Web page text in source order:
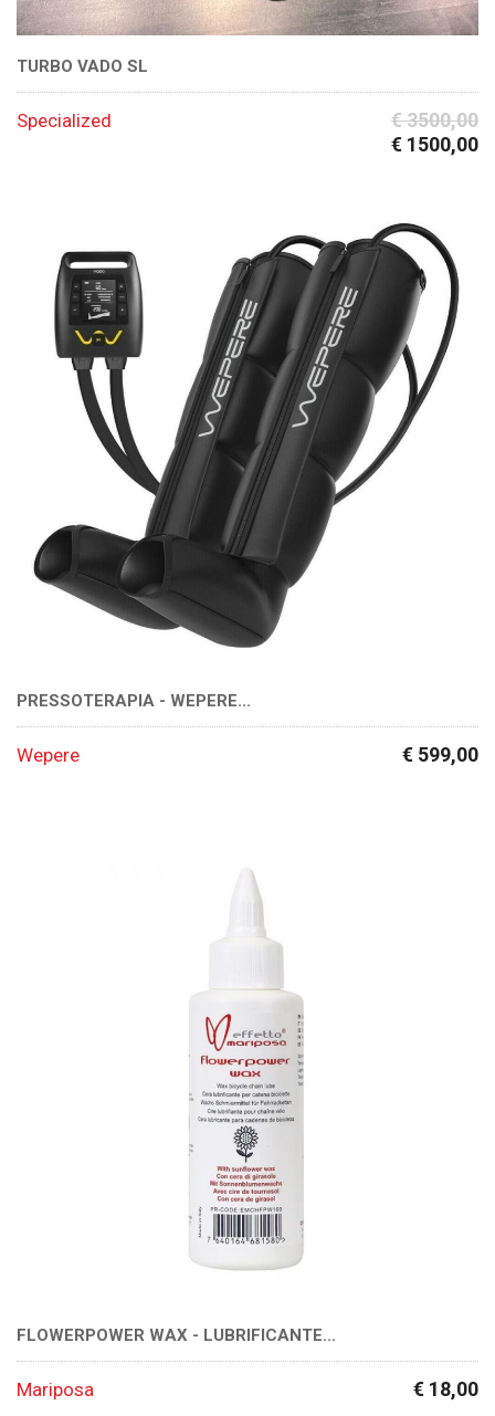
TURBO VADO SL
Specialized
€ 3500,00
€ 1500,00
PRESSOTERAPIA - WEPERE...
Wepere € 599,00
FLOWERPOWER WAX - LUBRIFICANTE...
Mariposa € 18,00